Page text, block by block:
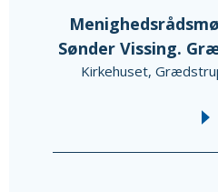
Sønder Vissing.
Kirkehuset,